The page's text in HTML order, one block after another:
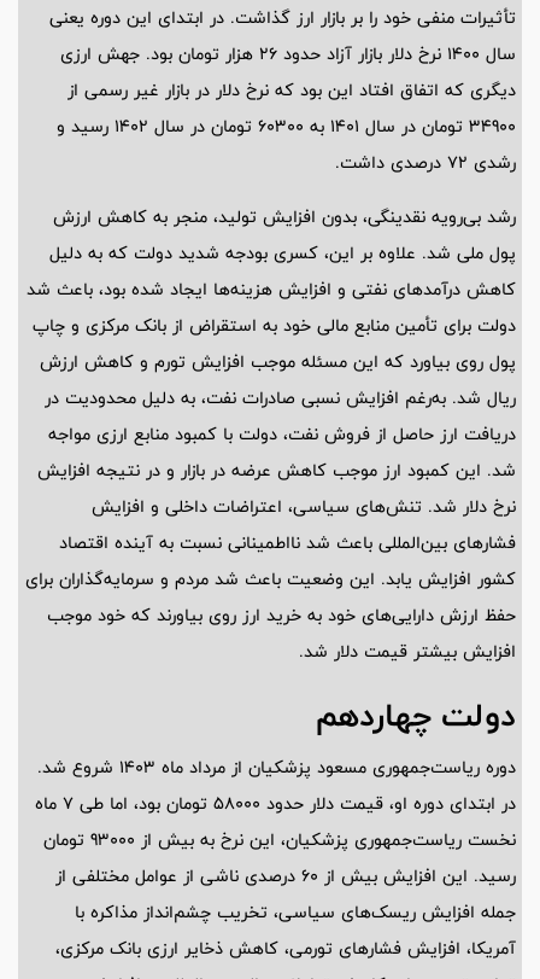
تأثیرات منفی خود را بر بازار ارز گذاشت. در ابتدای این دوره یعنی
سال 1400 نرخ دلار بازار آزاد حدود 26 هزار تومان بود. جهش ارزی
دیگری که اتفاق افتاد این بود که نرخ دلار در بازار غیر رسمی از
34900 تومان در سال 1401 به 60300 تومان در سال 1402 رسید و
رشدی 72 درصدی داشت.
رشد بی‌رویه نقدینگی، بدون افزایش تولید، منجر به کاهش ارزش
پول ملی شد. علاوه بر این، کسری بودجه شدید دولت که به دلیل
کاهش درآمد‌های نفتی و افزایش هزینه‌ها ایجاد شده بود، باعث شد
دولت برای تأمین منابع مالی خود به استقراض از بانک مرکزی و چاپ
پول روی بیاورد که این مسئله موجب افزایش تورم و کاهش ارزش
ریال شد. به‌رغم افزایش نسبی صادرات نفت، به دلیل محدودیت در
دریافت ارز حاصل از فروش نفت، دولت با کمبود منابع ارزی مواجه
شد. این کمبود ارز موجب کاهش عرضه در بازار و در نتیجه افزایش
نرخ دلار شد. تنش‌های سیاسی، اعتراضات داخلی و افزایش
فشار‌های بین‌المللی باعث شد نااطمینانی نسبت به آینده اقتصاد
کشور افزایش یابد. این وضعیت باعث شد مردم و سرمایه‌گذاران برای
حفظ ارزش دارایی‌های خود به خرید ارز روی بیاورند که خود موجب
افزایش بیشتر قیمت دلار شد.
دولت چهاردهم
دوره ریاست‌جمهوری مسعود پزشکیان از مرداد ماه 1403 شروع شد.
در ابتدای دوره او، قیمت دلار حدود 58000 تومان بود، اما طی 7 ماه
نخست ریاست‌جمهوری پزشکیان، این نرخ به بیش از 93000 تومان
رسید. این افزایش بیش از 60 درصدی ناشی از عوامل مختلفی از
جمله افزایش ریسک‌های سیاسی، تخریب چشم‌انداز مذاکره با
آمریکا، افزایش فشار‌های تورمی، کاهش ذخایر ارزی بانک مرکزی،